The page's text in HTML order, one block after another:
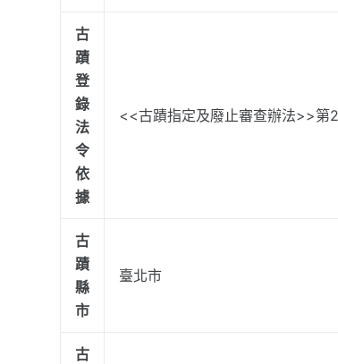
古
蹟
登
錄
法
令
依
據
<<古蹟指定及廢止審查辦法>>第
古
蹟
縣
市
臺北市
古